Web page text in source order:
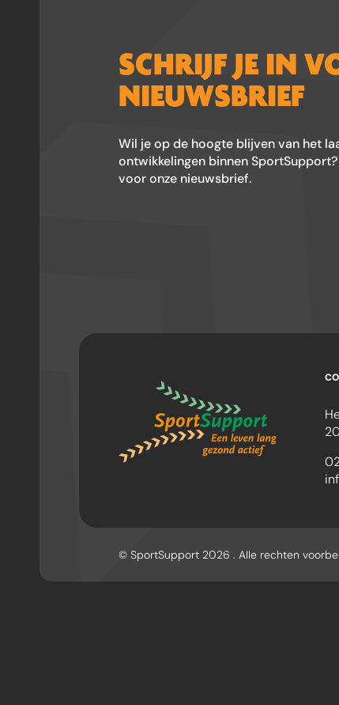
SCHRIJF JE IN
NIEUWSBRIEF
Wil je op de hoogte blijven van het
ontwikkelingen binnen
voor onze nieuwsbrief.
© SportSupport 2026 . Alle rechten